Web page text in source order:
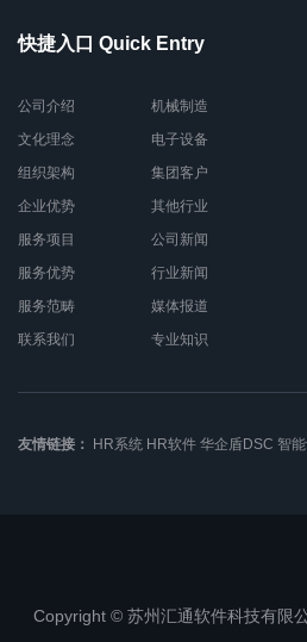
快捷入口 Quick Entry
公司介绍
文化理念
组织架构
企业优势
服务项目
服务优势
服务范畴
联系我们
机械制造
电子设备
集团客户
其他行业
公司新闻
行业新闻
媒体报道
专业知识
友情链接： HR系统 HR软件 华企盾DSC 智
Copyright © 苏州汇通软件科技有限